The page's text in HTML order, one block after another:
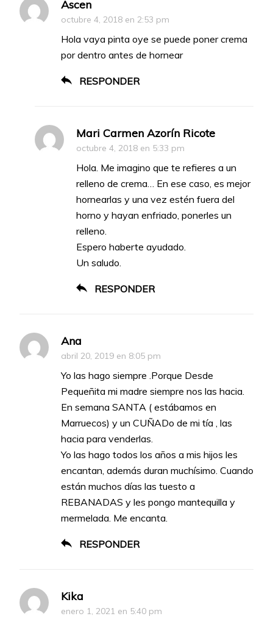
Ascen
octubre 4, 2018 en 2:53 pm
Hola vaya pinta oye se puede poner crema
por dentro antes de hornear
RESPONDER
Mari Carmen Azorín Ricote
octubre 4, 2018 en 5:33 pm
Hola. Me imagino que te refieres a un
relleno de crema… En ese caso, es mejor
hornearlas y una vez estén fuera del
horno y hayan enfriado, ponerles un
relleno.
Espero haberte ayudado.
Un saludo.
RESPONDER
Ana
abril 20, 2019 en 8:05 pm
Yo las hago siempre .Porque Desde
Pequeñita mi madre siempre nos las hacia.
En semana SANTA ( estábamos en
Marruecos) y un CUÑADo de mi tía , las
hacia para venderlas.
Yo las hago todos los años a mis hijos les
encantan, además duran muchísimo. Cuando
están muchos días las tuesto a
REBANADAS y les pongo mantequilla y
mermelada. Me encanta.
RESPONDER
Kika
enero 1, 2021 en 5:40 pm